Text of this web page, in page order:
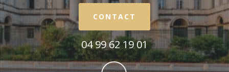
CONTACT
04 99 62 19 01